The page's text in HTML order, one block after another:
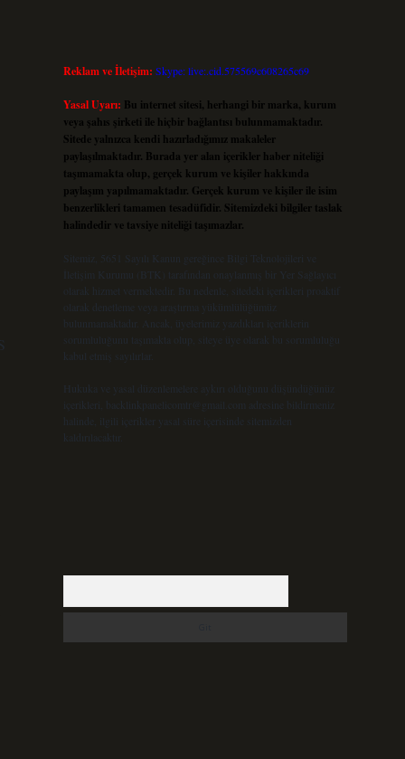
Reklam ve İletişim: Skype: live:.cid.575569c608265c69
Yasal Uyarı: Bu internet sitesi, herhangi bir marka, kurum
veya şahıs şirketi ile hiçbir bağlantısı bulunmamaktadır.
Sitede yalnızca kendi hazırladığımız makaleler
paylaşılmaktadır. Burada yer alan içerikler haber niteliği
taşımamakta olup, gerçek kurum ve kişiler hakkında
paylaşım yapılmamaktadır. Gerçek kurum ve kişiler ile isim
benzerlikleri tamamen tesadüfidir. Sitemizdeki bilgiler taslak
halindedir ve tavsiye niteliği taşımazlar.
Sitemiz, 5651 Sayılı Kanun gereğince Bilgi Teknolojileri ve
İletişim Kurumu (BTK) tarafından onaylanmış bir Yer Sağlayıcı
olarak hizmet vermektedir. Bu nedenle, sitedeki içerikleri proaktif
olarak denetleme veya araştırma yükümlülüğümüz
bulunmamaktadır. Ancak, üyelerimiz yazdıkları içeriklerin
sorumluluğunu taşımakta olup, siteye üye olarak bu sorumluluğu
kabul etmiş sayılırlar.
Hukuka ve yasal düzenlemelere aykırı olduğunu düşündüğünüz
içerikleri,
backlinkpanelicomtr@gmail.com
adresine bildirmeniz
halinde, ilgili içerikler yasal süre içerisinde sitemizden
kaldırılacaktır.